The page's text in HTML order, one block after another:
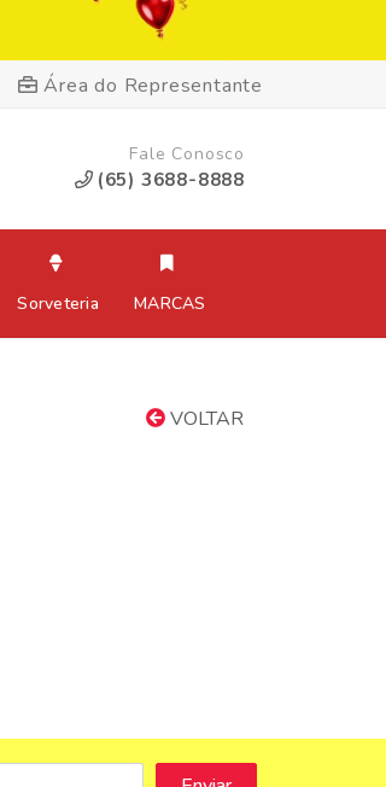
Área do Representante
Fale Conosco
(65) 3688-8888
Sorveteria MARCAS
VOLTAR